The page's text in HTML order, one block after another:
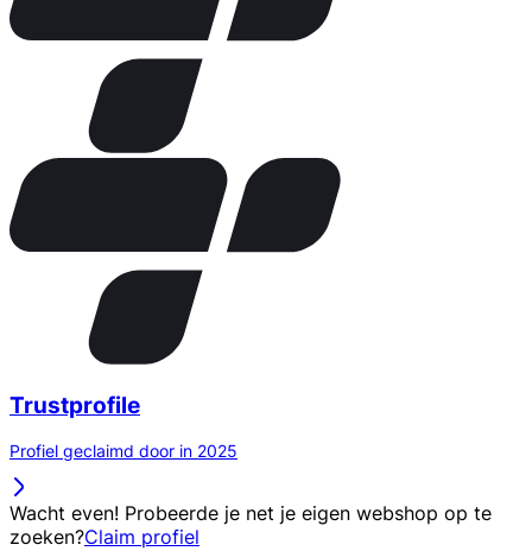
Trustprofile
Profiel geclaimd door in 2025
Wacht even! Probeerde je net je eigen webshop op te
zoeken?Claim profiel